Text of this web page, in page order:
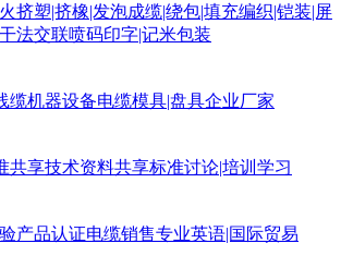
挤塑|挤橡|发泡成缆|绕包|填充编织|铠装|屏
法交联喷码印字|记米包装
缆机器设备电缆模具|盘具企业厂家
共享技术资料共享标准讨论|培训学习
产品认证电缆销售专业英语|国际贸易